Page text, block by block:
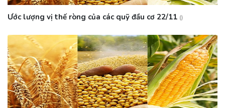
Ước lượng vị thế ròng của các quỹ đầu cơ 22/11 ()